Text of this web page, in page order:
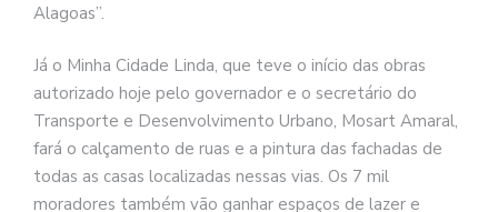
Alagoas”.
Já o Minha Cidade Linda, que teve o início das obras
autorizado hoje pelo governador e o secretário do
Transporte e Desenvolvimento Urbano, Mosart Amaral,
fará o calçamento de ruas e a pintura das fachadas de
todas as casas localizadas nessas vias. Os 7 mil
moradores também vão ganhar espaços de lazer e